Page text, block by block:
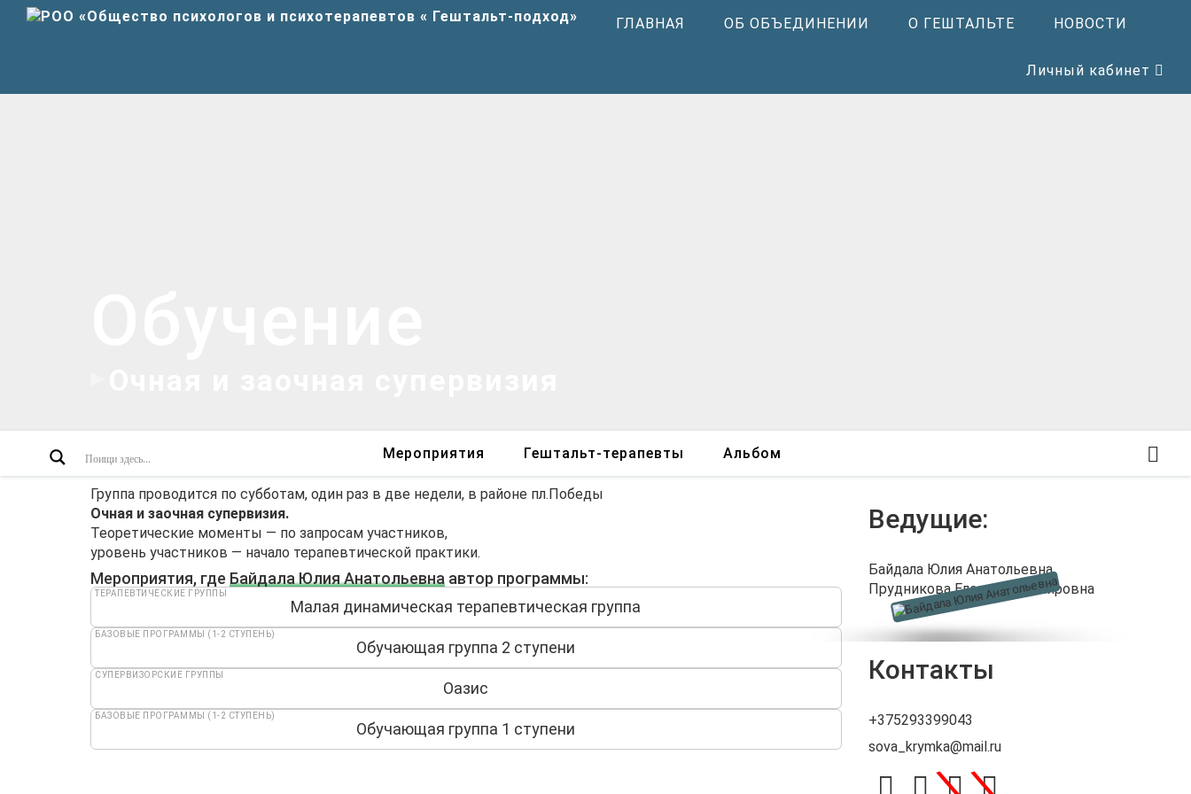
ГЛАВНАЯ ОБ ОБЪЕДИНЕНИИ О ГЕШТАЛЬТЕ НОВОСТИ
Личный кабинет
Мероприятия Гештальт-терапевты Альбом
Группа проводится по субботам, один раз в две недели, в районе пл.Победы
Очная и заочная супервизия.
Теоретические моменты — по запросам участников,
уровень участников — начало терапевтической практики.
Мероприятия, где Байдала Юлия Анатольевна автор программы:
Малая динамическая терапевтическая группа
ТЕРАПЕВТИЧЕСКИЕ ГРУППЫ
Обучающая группа 2 ступени
БАЗОВЫЕ ПРОГРАММЫ (1-2 СТУПЕНЬ)
Оазис
СУПЕРВИЗОРСКИЕ ГРУППЫ
Обучающая группа 1 ступени
БАЗОВЫЕ ПРОГРАММЫ (1-2 СТУПЕНЬ)
Ведущие:
Байдала Юлия Анатольевна,
Прудникова Елена Владимировна
Контакты
+375293399043
sova_krymka@mail.ru